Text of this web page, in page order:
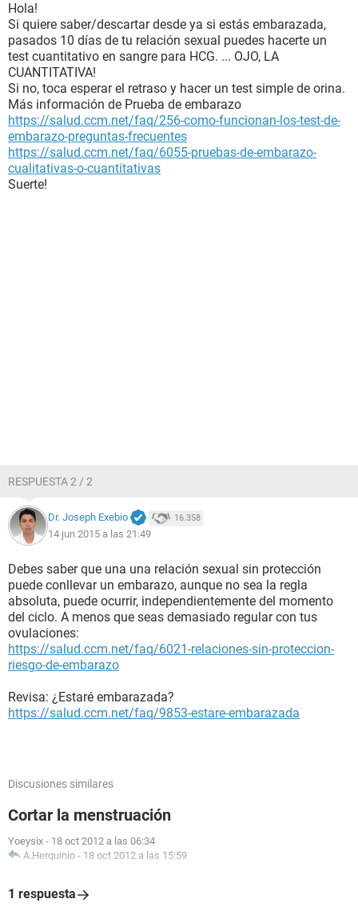
Hola!
Si quiere saber/descartar desde ya si estás embarazada,
pasados 10 días de tu relación sexual puedes hacerte un
test cuantitativo en sangre para HCG. ... OJO, LA
CUANTITATIVA!
Si no, toca esperar el retraso y hacer un test simple de orina.
Más información de Prueba de embarazo
https://salud.ccm.net/faq/256-como-funcionan-los-test-de-
embarazo-preguntas-frecuentes
https://salud.ccm.net/faq/6055-pruebas-de-embarazo-
cualitativas-o-cuantitativas
Suerte!
RESPUESTA 2 / 2
Dr. Joseph Exebio 16.358
14 jun 2015 a las 21:49
Debes saber que una una relación sexual sin protección
puede conllevar un embarazo, aunque no sea la regla
absoluta, puede ocurrir, independientemente del momento
del ciclo. A menos que seas demasiado regular con tus
ovulaciones:
https://salud.ccm.net/faq/6021-relaciones-sin-proteccion-
riesgo-de-embarazo
Revisa: ¿Estaré embarazada?
https://salud.ccm.net/faq/9853-estare-embarazada
Discusiones similares
Cortar la menstruación
Yoeysix - 18 oct 2012 a las 06:34
A.Herquinio - 18 oct 2012 a las 15:59
1 respuesta